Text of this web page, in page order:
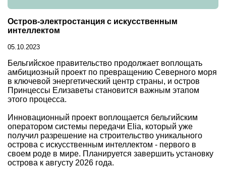
Остров-электростанция с искусственным
интеллектом
05.10.2023
Бельгийское правительство продолжает воплощать
амбициозный проект по превращению Северного моря
в ключевой энергетический центр страны, и остров
Принцессы Елизаветы становится важным этапом
этого процесса.
Инновационный проект воплощается бельгийским
оператором системы передачи Elia, который уже
получил разрешение на строительство уникального
острова с искусственным интеллектом - первого в
своем роде в мире. Планируется завершить установку
острова к августу 2026 года.